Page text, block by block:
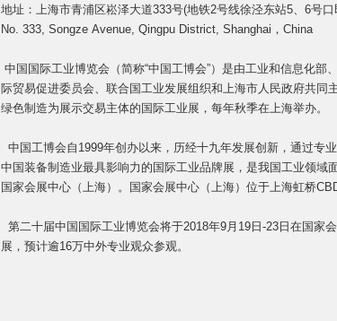
地址：上海市青浦区崧泽大道333号(地铁2号线徐泾东站5、6号口
No. 333, Songze Avenue, Qingpu District, Shanghai，China
中国国际工业博览会（简称“中国工博会”）是由工业和信息化
际贸易促进委员会、联合国工业发展组织和上海市人民政府共同
绿色制造为展示交易主体的国际工业展，每年秋季在上海举办。
中国工博会自1999年创办以来，历经十九年发展创新，通过专
中国装备制造业最具影响力的国际工业品牌展，是我国工业领
国家会展中心（上海）。国家会展中心（上海）位于上海虹桥
第二十届中国国际工业博览会将于2018年9月19日-23日在国家
展，预计逾16万中外专业观众参观。